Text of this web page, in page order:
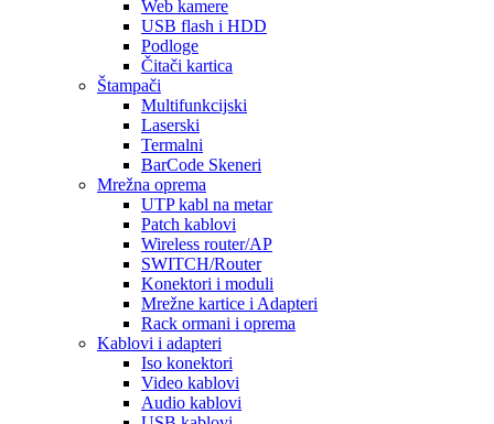
Web kamere
USB flash i HDD
Podloge
Čitači kartica
Štampači
Multifunkcijski
Laserski
Termalni
BarCode Skeneri
Mrežna oprema
UTP kabl na metar
Patch kablovi
Wireless router/AP
SWITCH/Router
Konektori i moduli
Mrežne kartice i Adapteri
Rack ormani i oprema
Kablovi i adapteri
Iso konektori
Video kablovi
Audio kablovi